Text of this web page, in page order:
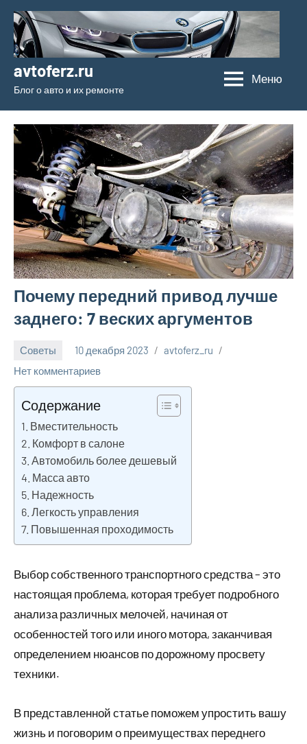
Перейти
содержимому
avtoferz.ru
Блог о авто и их ремонте
Меню
Почему передний привод лучше
заднего: 7 веских аргументов
Советы 10 декабря 2023
avtoferz_ru
Нет комментариев
Содержание
Вместительность
Комфорт в салоне
Автомобиль более дешевый
Масса авто
Надежность
Легкость управления
Повышенная проходимость
Выбор собственного транспортного средства – это
настоящая проблема, которая требует подробного
анализа различных мелочей, начиная от
особенностей того или иного мотора, заканчивая
определением нюансов по дорожному просвету
техники.
В представленной статье поможем упростить вашу
жизнь и поговорим о преимуществах переднего